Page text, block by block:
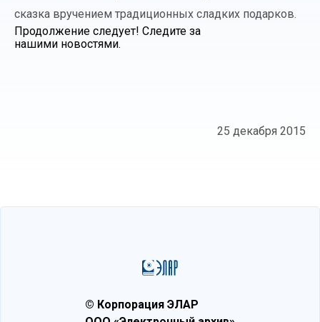
сказка вручением традиционных сладких подарков.
Продолжение следует! Следите за
нашими новостями.
25 декабря 2015
© Корпорация ЭЛАР